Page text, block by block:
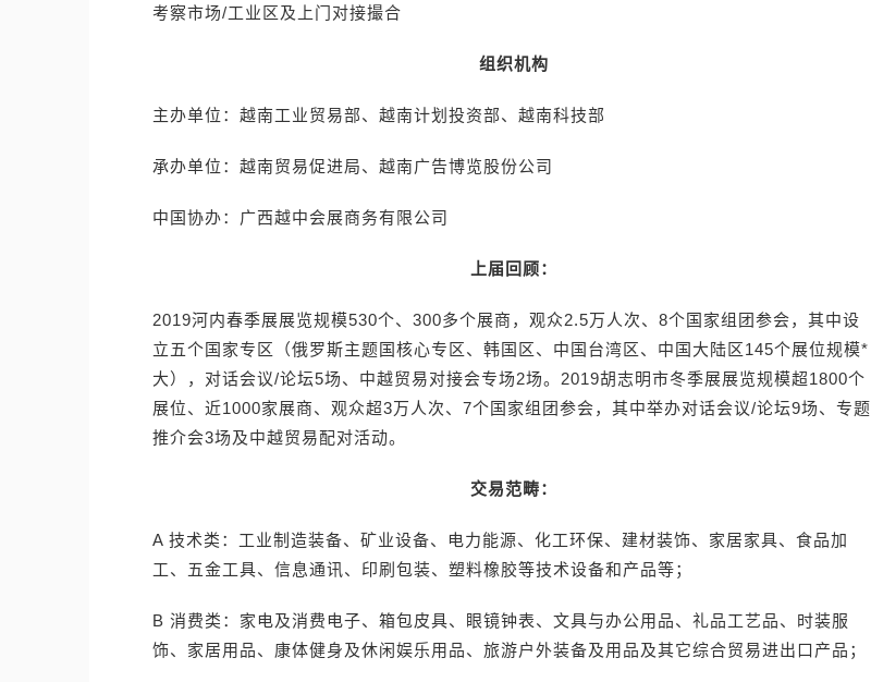
考察市场/工业区及上门对接撮合
组织机构
主办单位：越南工业贸易部、越南计划投资部、越南科技部
承办单位：越南贸易促进局、越南广告博览股份公司
中国协办：广西越中会展商务有限公司
上届回顾：
2019河内春季展展览规模530个、300多个展商，观众2.5万人次、8个国家组团参会，其中设
立五个国家专区（俄罗斯主题国核心专区、韩国区、中国台湾区、中国大陆区145个展位规模*
大），对话会议/论坛5场、中越贸易对接会专场2场。2019胡志明市冬季展展览规模超1800个
展位、近1000家展商、观众超3万人次、7个国家组团参会，其中举办对话会议/论坛9场、专题
推介会3场及中越贸易配对活动。
交易范畴：
A 技术类：工业制造装备、矿业设备、电力能源、化工环保、建材装饰、家居家具、食品加
工、五金工具、信息通讯、印刷包装、塑料橡胶等技术设备和产品等；
B 消费类：家电及消费电子、箱包皮具、眼镜钟表、文具与办公用品、礼品工艺品、时装服
饰、家居用品、康体健身及休闲娱乐用品、旅游户外装备及用品及其它综合贸易进出口产品；